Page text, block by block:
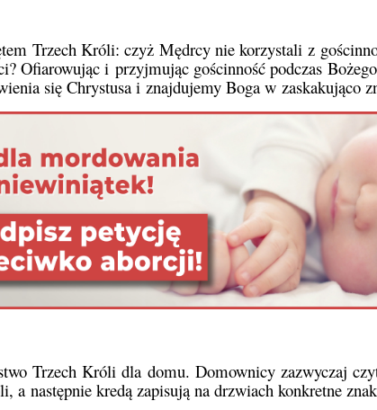
Trzech Króli: czyż Mędrcy nie korzystali z
Ofiarowując i przyjmując gościnność podczas
się Chrystusa i znajdujemy Boga w
Trzech Króli dla domu. Domownicy zazwyczaj
następnie kredą zapisują na drzwiach konkretne